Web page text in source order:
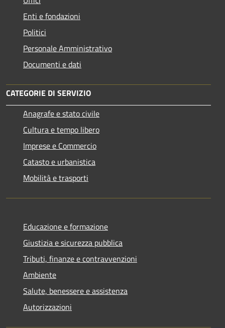
Enti e fondazioni
Politici
Personale Amministrativo
Documenti e dati
CATEGORIE DI SERVIZIO
Anagrafe e stato civile
Cultura e tempo libero
Imprese e Commercio
Catasto e urbanistica
Mobilità e trasporti
Educazione e formazione
Giustizia e sicurezza pubblica
Tributi, finanze e contravvenzioni
Ambiente
Salute, benessere e assistenza
Autorizzazioni